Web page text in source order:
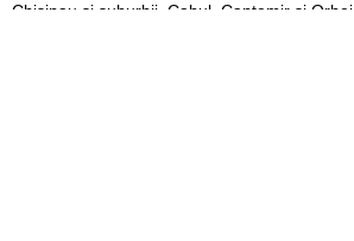
Chisinau si suburbii, Cahul, Cantemir si Orhei.